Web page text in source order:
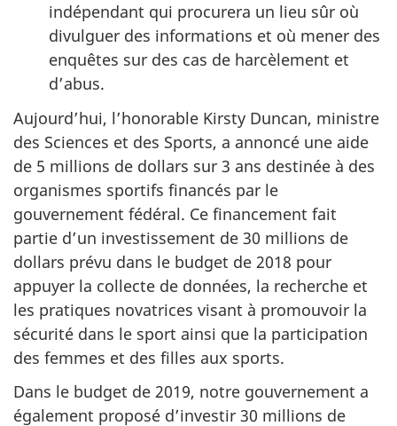
indépendant qui procurera un lieu sûr où
divulguer des informations et où mener des
enquêtes sur des cas de harcèlement et
d’abus.
Aujourd’hui, l’honorable Kirsty Duncan, ministre
des Sciences et des Sports, a annoncé une aide
de 5 millions de dollars sur 3 ans destinée à des
organismes sportifs financés par le
gouvernement fédéral. Ce financement fait
partie d’un investissement de 30 millions de
dollars prévu dans le budget de 2018 pour
appuyer la collecte de données, la recherche et
les pratiques novatrices visant à promouvoir la
sécurité dans le sport ainsi que la participation
des femmes et des filles aux sports.
Dans le budget de 2019, notre gouvernement a
également proposé d’investir 30 millions de